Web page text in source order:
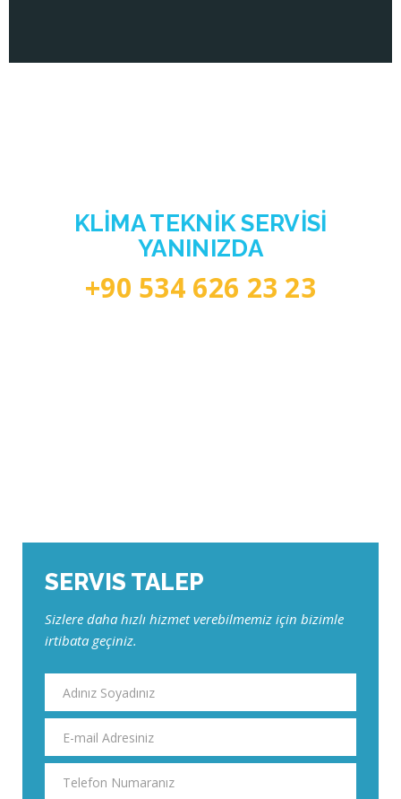
KLIMA TEKNIK SERVISI
YANINIZDA
+90 534 626 23 23
SERVIS TALEP
Sizlere daha hızlı hizmet verebilmemiz için bizimle
irtibata geçiniz.